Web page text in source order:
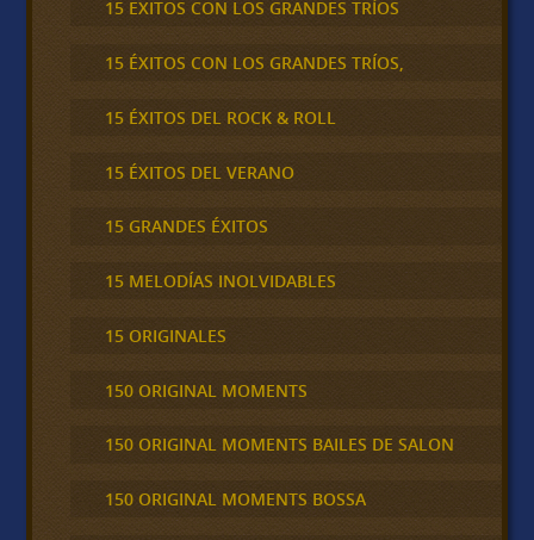
15 EXITOS CON LOS GRANDES TRÍOS
15 ÉXITOS CON LOS GRANDES TRÍOS,
15 ÉXITOS DEL ROCK & ROLL
15 ÉXITOS DEL VERANO
15 GRANDES ÉXITOS
15 MELODÍAS INOLVIDABLES
15 ORIGINALES
150 ORIGINAL MOMENTS
150 ORIGINAL MOMENTS BAILES DE SALON
150 ORIGINAL MOMENTS BOSSA